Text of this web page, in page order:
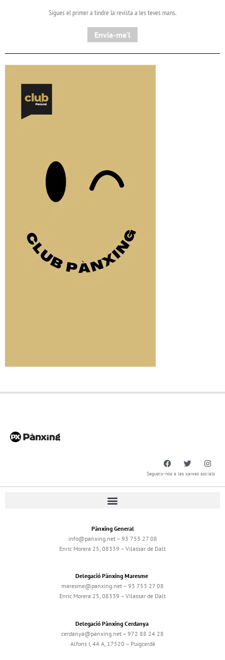
Sigues el primer a tindre la revista a les teves mans.
Envia-me'l
Segueix-nos a les xarxes socials
Pànxing General
info@panxing.net – 93 753 27 08
Enric Morera 25, 08339 – Vilassar de Dalt
Delegació Pànxing Maresme
maresme@panxing.net – 93 753 27 08
Enric Morera 25, 08339 – Vilassar de Dalt
Delegació Pànxing Cerdanya
cerdanya@panxing.net – 972 88 24 28
Alfons I, 44 A, 17520 – Puigcerdà